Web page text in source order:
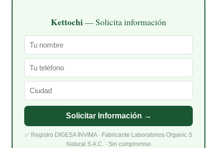
Kettochi— Solicita información
Solicitar Información →
✅ Registro DIGESA INVIMA · Fabricante Laboratorios Organic S
Natural S.A.C. · Sin compromiso